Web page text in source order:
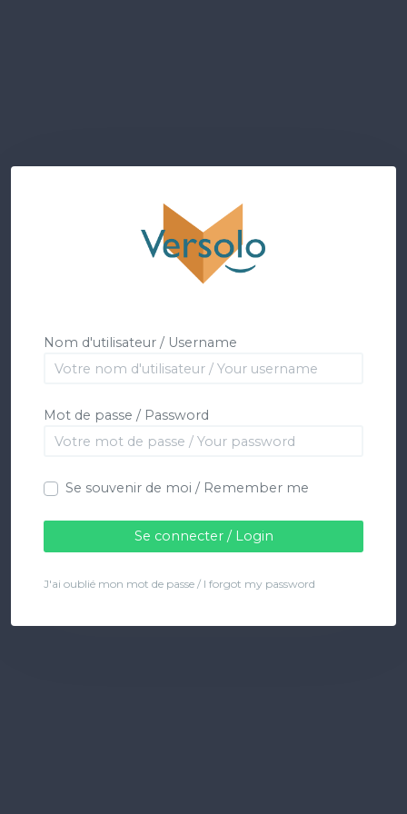
Nom d'utilisateur / Username
Mot de passe / Password
Se souvenir de moi / Remember me
J'ai oublié mon mot de passe / I forgot my password